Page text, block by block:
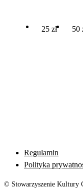
25 zł 50
Regulamin
Polityka
© Stowarzyszenie Kultury